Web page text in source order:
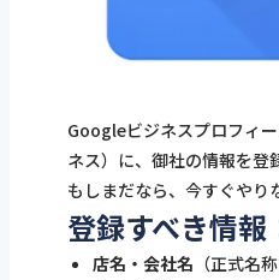
Googleビジネスプロフィ
ネス）に、御社の情報を登
もしまだなら、今すぐやり
登録すべき情報
店名・会社名 （正式名称